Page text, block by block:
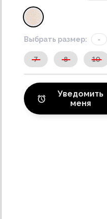
Выбрать размер: -
7 8 10
Уведомить
меня